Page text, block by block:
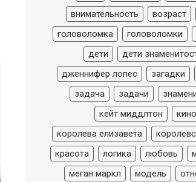
внимательность
возраст
головоломка
головоломки
дети
дети
дженнифер лопес
загадки
задача
задачи
кейт миддлтон
кино
королева елизавета
красота
логика любовь
меган маркл
модель